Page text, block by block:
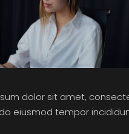
dolor sit amet,
eiusmod tempor